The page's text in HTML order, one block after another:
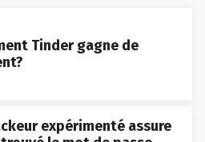
Tinder gagne de
expérimenté assure